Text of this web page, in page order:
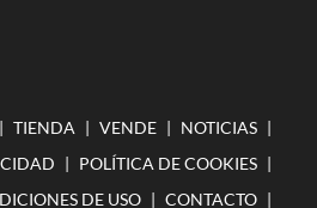
TIENDA VENDE
NOTICIAS
POLÍTICA DE COOKIES
DE USO
CONTACTO